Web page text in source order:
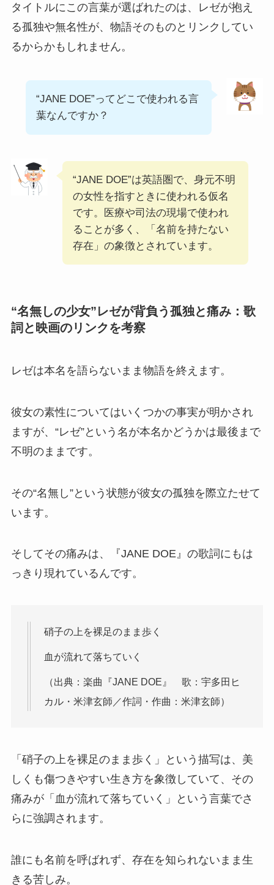
タイトルにこの言葉が選ばれたのは、レゼが抱え
る孤独や無名性が、物語そのものとリンクしてい
るからかもしれません。
“JANE DOE”ってどこで使われる言
葉なんですか？
“JANE DOE”は英語圏で、身元不明
の女性を指すときに使われる仮名
です。医療や司法の現場で使われ
ることが多く、「名前を持たない
存在」の象徴とされています。
“名無しの少女”レゼが背負う孤独と痛み：歌
詞と映画のリンクを考察
レゼは本名を語らないまま物語を終えます。
彼女の素性についてはいくつかの事実が明かされ
ますが、“レゼ”という名が本名かどうかは最後まで
不明のままです。
その“名無し”という状態が彼女の孤独を際立たせて
います。
そしてその痛みは、『JANE DOE』の歌詞にもは
っきり現れているんです。
硝子の上を裸足のまま歩く
血が流れて落ちていく
（出典：楽曲『JANE DOE』 歌：宇多田ヒ
カル・米津玄師／作詞・作曲：米津玄師）
「硝子の上を裸足のまま歩く」という描写は、美
しくも傷つきやすい生き方を象徴していて、その
痛みが「血が流れて落ちていく」という言葉でさ
らに強調されます。
誰にも名前を呼ばれず、存在を知られないまま生
きる苦しみ。